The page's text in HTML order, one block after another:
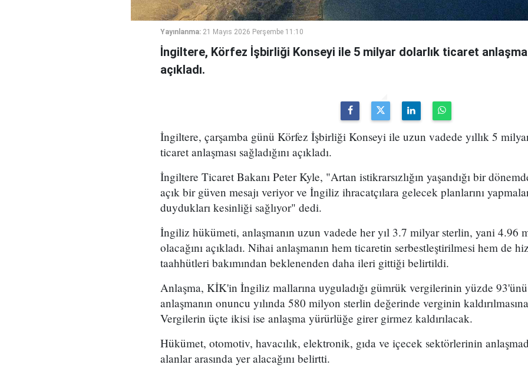
Yayınlanma: 21 Mayıs 2026 Perşembe 11:10
İngiltere, Körfez İşbirliği Konseyi ile 5 milyar dolarlık ticaret
açıkladı.
İngiltere, çarşamba günü Körfez İşbirliği Konseyi ile uzun vadede yıllık 5
ticaret anlaşması sağladığını açıkladı.
İngiltere Ticaret Bakanı Peter Kyle, "Artan istikrarsızlığın yaşandığı bir
açık bir güven mesajı veriyor ve İngiliz ihracatçılara gelecek planlarını
duydukları kesinliği sağlıyor" dedi.
İngiliz hükümeti, anlaşmanın uzun vadede her yıl 3.7 milyar sterlin, yani 4.96
olacağını açıkladı. Nihai anlaşmanın hem ticaretin serbestleştirilmesi hem de
taahhütleri bakımından beklenenden daha ileri gittiği belirtildi.
Anlaşma, KİK'in İngiliz mallarına uyguladığı gümrük vergilerinin yüzde
anlaşmanın onuncu yılında 580 milyon sterlin değerinde verginin
Vergilerin üçte ikisi ise anlaşma yürürlüğe girer girmez kaldırılacak.
Hükümet, otomotiv, havacılık, elektronik, gıda ve içecek sektörlerinin
alanlar arasında yer alacağını belirtti.